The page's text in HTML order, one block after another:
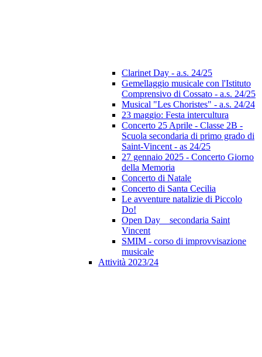
Clarinet Day - a.s. 24/25
Gemellaggio musicale con l'Istituto
Comprensivo di Cossato - a.s. 24/25
Musical "Les Choristes" - a.s. 24/24
23 maggio: Festa intercultura
Concerto 25 Aprile - Classe 2B -
Scuola secondaria di primo grado di
Saint-Vincent - as 24/25
27 gennaio 2025 - Concerto Giorno
della Memoria
Concerto di Natale
Concerto di Santa Cecilia
Le avventure natalizie di Piccolo
Do!
Open Day _ secondaria Saint
Vincent
SMIM - corso di improvvisazione
musicale
Attività 2023/24